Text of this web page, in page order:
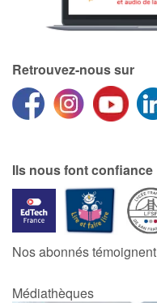
Formats et illustrations
Contraste +
Aide
Accueil
Famille
Écoles
Retrouvez-nous sur
Ils nous font confiance
Nos abonnés témoignent
Médiathèques